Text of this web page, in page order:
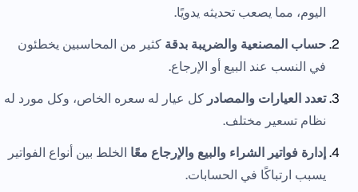
اليوم، مما يصعب تحديثه يدويًا.
حساب المصنعية والضريبة بدقة كثير من المحاسبين يخطئون
في النسب عند البيع أو الإرجاع.
تعدد العيارات والمصادر كل عيار له سعره الخاص، وكل مورد له
نظام تسعير مختلف.
إدارة فواتير الشراء والبيع والإرجاع معًا الخلط بين أنواع الفواتير
يسبب ارتباكًا في الحسابات.